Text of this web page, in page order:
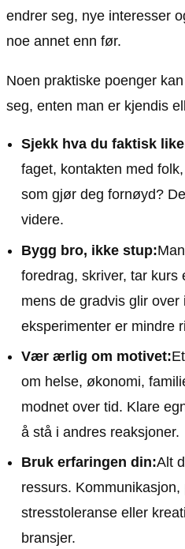
endrer seg, nye interesser
noe annet enn før.
Noen praktiske poenger
seg, enten man er kjendis
Sjekk hva du faktisk
faget, kontakten med
som gjør deg fornøyd?
videre.
Bygg bro, ikke stup:
foredrag, skriver, tar kurs
mens de gradvis glir over
eksperimenter er mindre
Vær ærlig om motivet:
om helse, økonomi,
modnet over tid. Klare
å stå i andres reaksjoner.
Bruk erfaringen din:Alt
ressurs. Kommunikasjon,
stresstoleranse eller
bransjer.